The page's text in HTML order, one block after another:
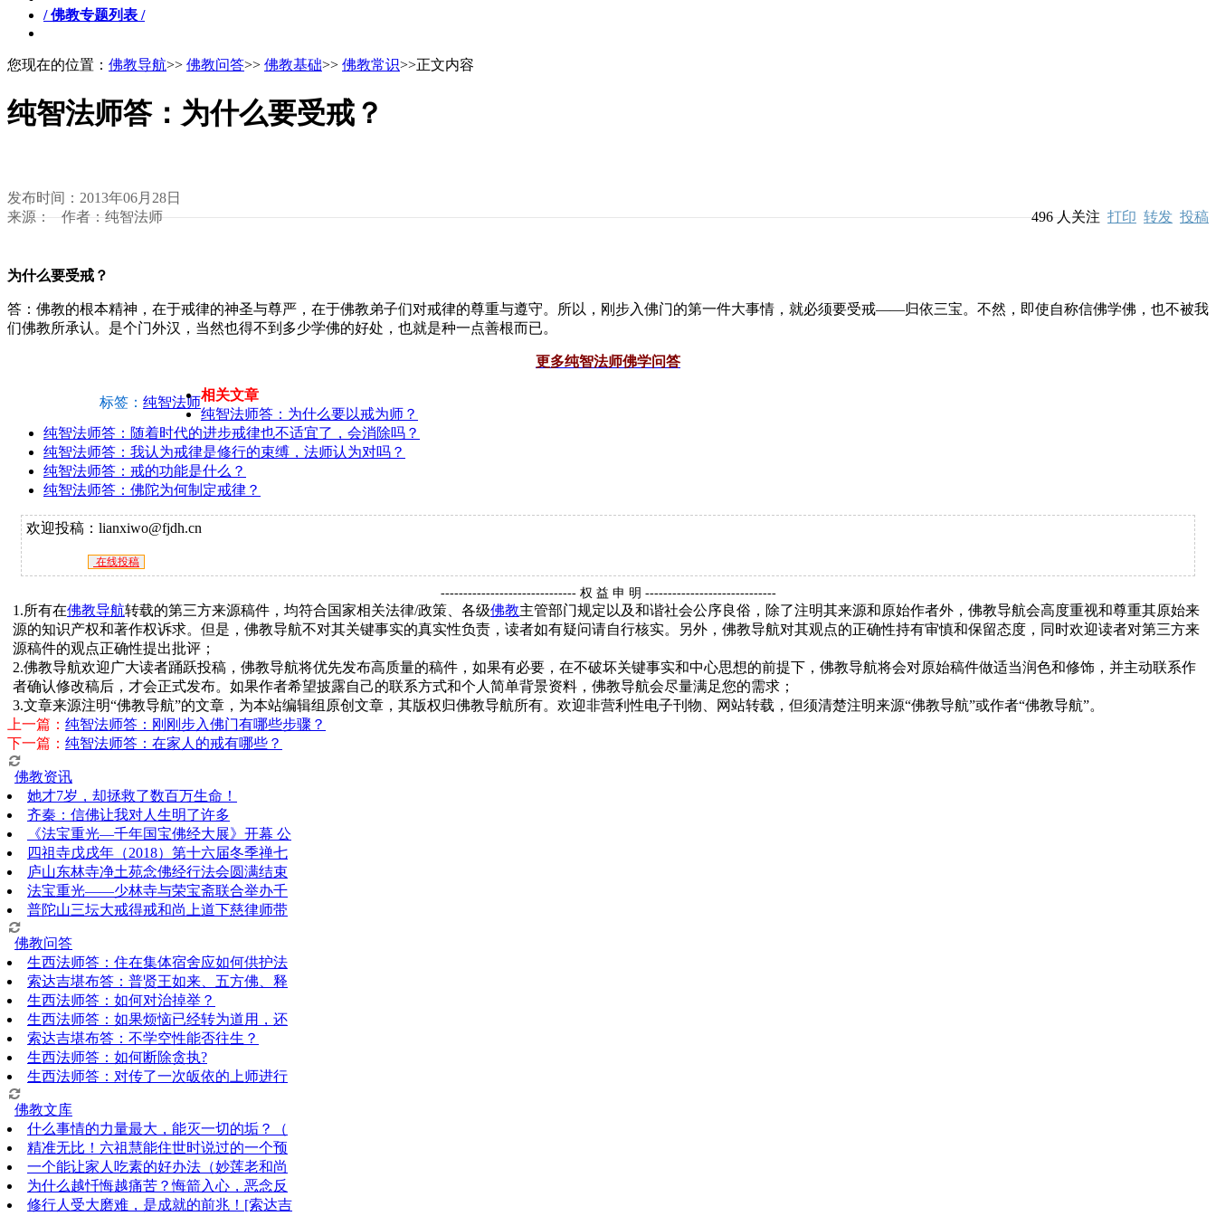
/ 佛教专题列表 /
您现在的位置： 佛教导航>> 佛教问答>> 佛教基础>> 佛教常识>>正文内容
纯智法师答：为什么要受戒？
发布时间：2013年06月28日
来源： 作者：纯智法师
496人关注 打印 转发 投稿
为什么要受戒？
答：佛教的根本精神，在于戒律的神圣与尊严，在于佛教弟子们对戒律的尊重与遵守。所以，刚步入佛门的第一件大事情，就必须要受戒——归依三宝。不然，即使自称信佛学佛，也不被我
们佛教所承认。是个门外汉，当然也得不到多少学佛的好处，也就是种一点善根而已。
更多纯智法师佛学问答
标签： 纯智法师相关文章
纯智法师答：为什么要以戒为师？
纯智法师答：随着时代的进步戒律也不适宜了，会消除吗？
纯智法师答：我认为戒律是修行的束缚，法师认为对吗？
纯智法师答：戒的功能是什么？
纯智法师答：佛陀为何制定戒律？
欢迎投稿：lianxiwo@fjdh.cn
在线投稿
------------------------------ 权 益 申 明 -----------------------------
1.所有在佛教导航转载的第三方来源稿件，均符合国家相关法律/政策、各级佛教主管部门规定以及和谐社会公序良俗，除了注明其来源和原始作者外，佛教导航会高度重视和尊重其原始来
源的知识产权和著作权诉求。但是，佛教导航不对其关键事实的真实性负责，读者如有疑问请自行核实。另外，佛教导航对其观点的正确性持有审慎和保留态度，同时欢迎读者对第三方来
源稿件的观点正确性提出批评；
2.佛教导航欢迎广大读者踊跃投稿，佛教导航将优先发布高质量的稿件，如果有必要，在不破坏关键事实和中心思想的前提下，佛教导航将会对原始稿件做适当润色和修饰，并主动联系作
者确认修改稿后，才会正式发布。如果作者希望披露自己的联系方式和个人简单背景资料，佛教导航会尽量满足您的需求；
3.文章来源注明“佛教导航”的文章，为本站编辑组原创文章，其版权归佛教导航所有。欢迎非营利性电子刊物、网站转载，但须清楚注明来源“佛教导航”或作者“佛教导航”。
上一篇： 纯智法师答：刚刚步入佛门有哪些步骤？
下一篇： 纯智法师答：在家人的戒有哪些？
佛教资讯
她才7岁，却拯救了数百万生命！
齐秦：信佛让我对人生明了许多
《法宝重光—千年国宝佛经大展》开幕 公
四祖寺戊戌年（2018）第十六届冬季禅七
庐山东林寺净土苑念佛经行法会圆满结束
法宝重光——少林寺与荣宝斋联合举办千
普陀山三坛大戒得戒和尚上道下慈律师带
佛教问答
生西法师答：住在集体宿舍应如何供护法
索达吉堪布答：普贤王如来、五方佛、释
生西法师答：如何对治掉举？
生西法师答：如果烦恼已经转为道用，还
索达吉堪布答：​不学空性能否往生？
生西法师答：如何断除贪执?
生西法师答：对传了一次皈依的上师进行
佛教文库
什么事情的力量最大，能灭一切的垢？（
精准无比！六祖慧能住世时说过的一个预
一个能让家人吃素的好办法（妙莲老和尚
为什么越忏悔越痛苦？悔箭入心，恶念反
修行人受大磨难，是成就的前兆！[索达吉